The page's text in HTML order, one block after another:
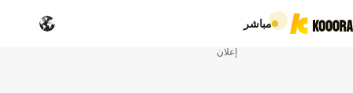
مباشر
إعلان